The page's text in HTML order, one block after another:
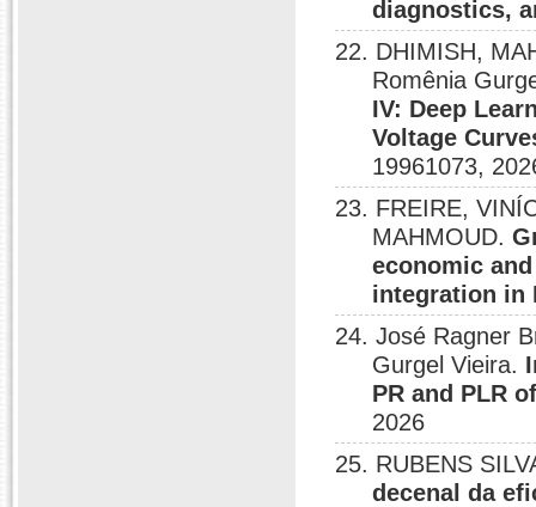
diagnostics,
22. DHIMISH,
Romênia
IV: Deep
Voltage
19961073,
23. FREIRE,
MAHMOUD.
economic
integration in
24. José Ragner
Gurgel Vieira.
PR and PLR
2026
25. RUBENS
decenal da